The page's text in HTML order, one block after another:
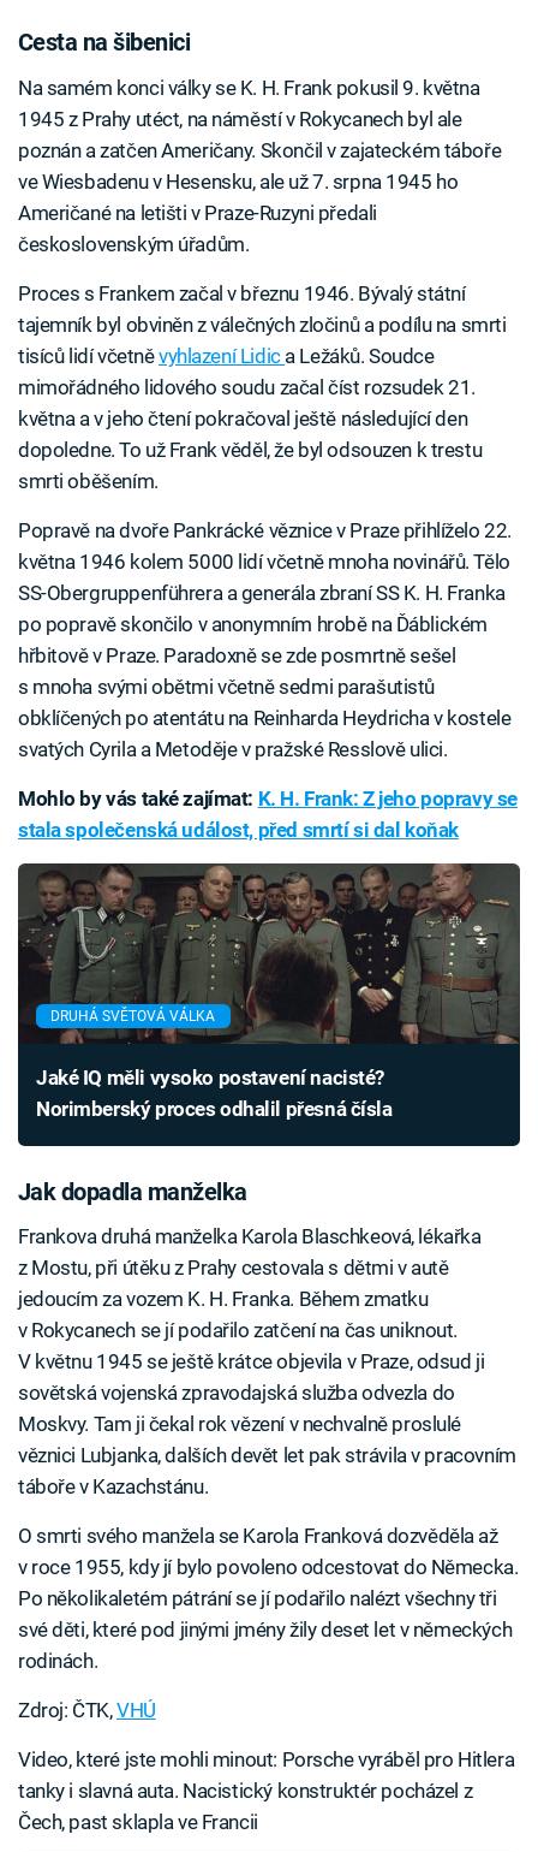
Cesta na šibenici
Na samém konci války se K. H. Frank pokusil 9. května
1945 z Prahy utéct, na náměstí v Rokycanech byl ale
poznán a zatčen Američany. Skončil v zajateckém táboře
ve Wiesbadenu v Hesensku, ale už 7. srpna 1945 ho
Američané na letišti v Praze-Ruzyni předali
československým úřadům.
Proces s Frankem začal v březnu 1946. Bývalý státní
tajemník byl obviněn z válečných zločinů a podílu na smrti
tisíců lidí včetněvyhlazení Lidic a Ležáků. Soudce
mimořádného lidového soudu začal číst rozsudek 21.
května a v jeho čtení pokračoval ještě následující den
dopoledne. To už Frank věděl, že byl odsouzen k trestu
smrti oběšením.
Popravě na dvoře Pankrácké věznice v Praze přihlíželo 22.
května 1946 kolem 5000 lidí včetně mnoha novinářů. Tělo
SS-Obergruppenführera a generála zbraní SS K. H. Franka
po popravě skončilo v anonymním hrobě na Ďáblickém
hřbitově v Praze. Paradoxně se zde posmrtně sešel
s mnoha svými obětmi včetně sedmi parašutistů
obklíčených po atentátu na Reinharda Heydricha v kostele
svatých Cyrila a Metoděje v pražské Resslově ulici.
Mohlo by vás také zajímat: K. H. Frank: Z jeho popravy se
stala společenská událost, před smrtí si dal koňak
DRUHÁ SVĚTOVÁ VÁLKA
Jaké IQ měli vysoko postavení nacisté?
Norimberský proces odhalil přesná čísla
Jak dopadla manželka
Frankova druhá manželka Karola Blaschkeová, lékařka
z Mostu, při útěku z Prahy cestovala s dětmi v autě
jedoucím za vozem K. H. Franka. Během zmatku
v Rokycanech se jí podařilo zatčení na čas uniknout.
V květnu 1945 se ještě krátce objevila v Praze, odsud ji
sovětská vojenská zpravodajská služba odvezla do
Moskvy. Tam ji čekal rok vězení v nechvalně proslulé
věznici Lubjanka, dalších devět let pak strávila v pracovním
táboře v Kazachstánu.
O smrti svého manžela se Karola Franková dozvěděla až
v roce 1955, kdy jí bylo povoleno odcestovat do Německa.
Po několikaletém pátrání se jí podařilo nalézt všechny tři
své děti, které pod jinými jmény žily deset let v německých
rodinách.
Zdroj: ČTK,VHÚ
Video, které jste mohli minout: Porsche vyráběl pro Hitlera
tanky i slavná auta. Nacistický konstruktér pocházel z
Čech, past sklapla ve Francii